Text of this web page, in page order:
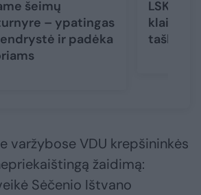
šeimų
– ypatingas
ir padėka
LSKL
taškų
varžybose VDU krepšininkės
žaidimą:
Sėčenio Ištvano